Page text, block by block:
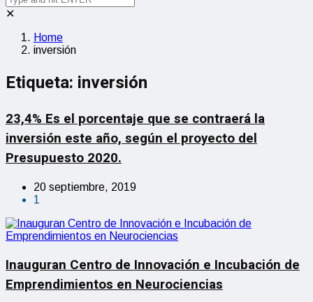
✕
Home
inversión
Etiqueta: inversión
23,4% Es el porcentaje que se contraerá la
inversión este año, según el proyecto del
Presupuesto 2020.
20 septiembre, 2019
1
Inauguran Centro de Innovación e Incubación de
Emprendimientos en Neurociencias